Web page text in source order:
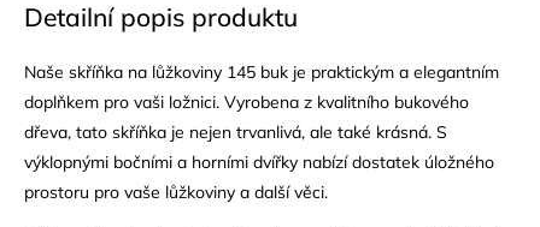
Detailní popis produktu
Naše skříňka na lůžkoviny 145 buk je praktickým a elegantním
doplňkem pro vaši ložnici. Vyrobena z kvalitního bukového
dřeva, tato skříňka je nejen trvanlivá, ale také krásná. S
výklopnými bočními a horními dvířky nabízí dostatek úložného
prostoru pro vaše lůžkoviny a další věci.